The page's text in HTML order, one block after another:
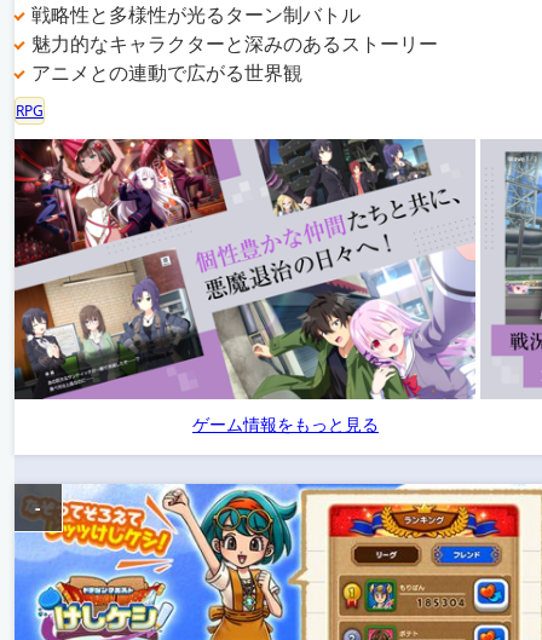
戦略性と多様性が光るターン制バトル
魅力的なキャラクターと深みのあるストーリー
アニメとの連動で広がる世界観
RPG
ゲーム情報をもっと見る
-